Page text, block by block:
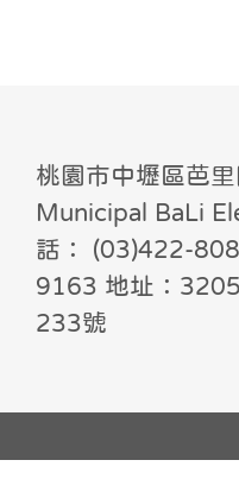
桃園市中壢區芭
Municipal BaLi
話： (03)422-
9163 地址：
233號